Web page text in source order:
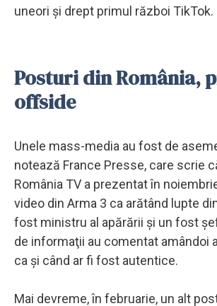
uneori şi drept primul război TikTok.
Posturi din România,
offside
Unele mass-media au fost de
notează France Presse, care scrie
România TV a prezentat în
video din Arma 3 ca arătând lupte
fost ministru al apărării şi un fost
de informaţii au comentat amândoi
ca şi când ar fi fost autentice.
Mai devreme, în februarie, un alt